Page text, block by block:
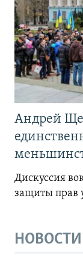
Андрей
Дискуссия
защиты прав
НОВОСТИ